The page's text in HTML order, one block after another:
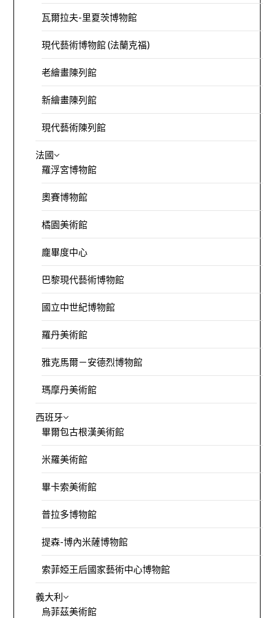
瓦爾拉夫-里夏茨博物館
現代藝術博物館 (法蘭克福)
老繪畫陳列館
新繪畫陳列館
現代藝術陳列館
法國
羅浮宮博物館
奧賽博物館
橘園美術館
龐畢度中心
巴黎現代藝術博物館
國立中世紀博物館
羅丹美術館
雅克馬爾－安德烈博物館
瑪摩丹美術館
西班牙
畢爾包古根漢美術館
米羅美術館
畢卡索美術館
普拉多博物館
提森-博內米薩博物館
索菲婭王后國家藝術中心博物館
義大利
烏菲茲美術館